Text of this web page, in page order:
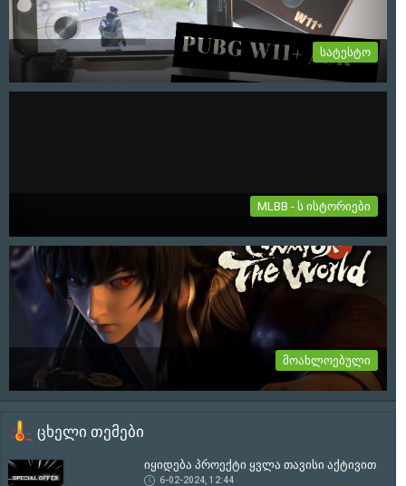
6-02-2024, 12:44
სატესტო
MLBB - ს ისტორიები
TERIZLA
"თუ რწმენას შეუძლია დააბრუნოს სიყვარული, იმედი და
იხსნას სამყარო, მაშ კვლავ...
19-07-2021, 01:19
მოახლოებული
თრეილერი იხილეთ სრულად სიახლეში...
ცხელი თემები
იყიდება პროექტი ყვლა თავისი აქტივით
6-02-2024, 12:44